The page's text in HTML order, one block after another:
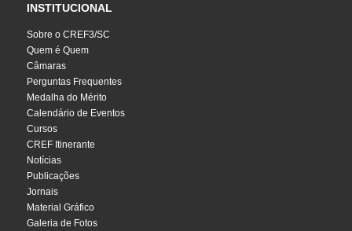
INSTITUCIONAL
Sobre o CREF3/SC
Quem é Quem
Câmaras
Perguntas Frequentes
Medalha do Mérito
Calendário de Eventos
Cursos
CREF Itinerante
Notícias
Publicações
Jornais
Material Gráfico
Galeria de Fotos